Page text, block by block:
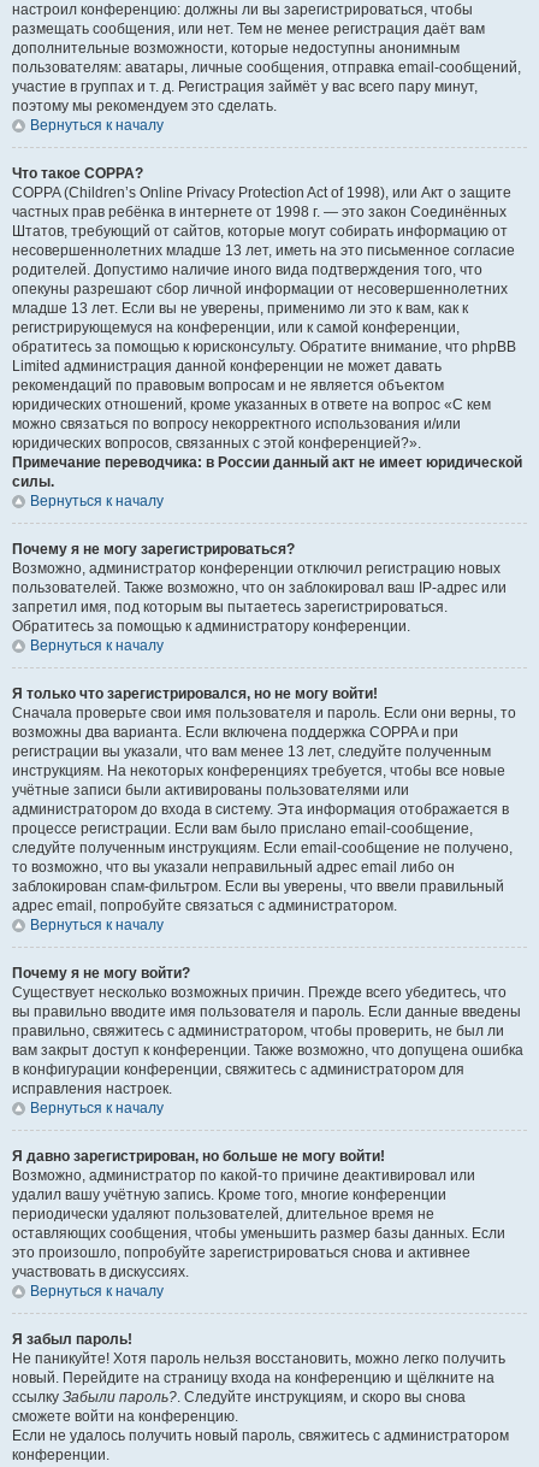
настроил конференцию: должны ли вы зарегистрироваться, чтобы
размещать сообщения, или нет. Тем не менее регистрация даёт вам
дополнительные возможности, которые недоступны анонимным
пользователям: аватары, личные сообщения, отправка email-сообщений,
участие в группах и т. д. Регистрация займёт у вас всего пару минут,
поэтому мы рекомендуем это сделать.
Вернуться к началу
Что такое COPPA?
COPPA (Children’s Online Privacy Protection Act of 1998), или Акт о защите
частных прав ребёнка в интернете от 1998 г. — это закон Соединённых
Штатов, требующий от сайтов, которые могут собирать информацию от
несовершеннолетних младше 13 лет, иметь на это письменное согласие
родителей. Допустимо наличие иного вида подтверждения того, что
опекуны разрешают сбор личной информации от несовершеннолетних
младше 13 лет. Если вы не уверены, применимо ли это к вам, как к
регистрирующемуся на конференции, или к самой конференции,
обратитесь за помощью к юрисконсульту. Обратите внимание, что phpBB
Limited администрация данной конференции не может давать
рекомендаций по правовым вопросам и не является объектом
юридических отношений, кроме указанных в ответе на вопрос «С кем
можно связаться по вопросу некорректного использования и/или
юридических вопросов, связанных с этой конференцией?».
Примечание переводчика: в России данный акт не имеет юридической
силы.
Вернуться к началу
Почему я не могу зарегистрироваться?
Возможно, администратор конференции отключил регистрацию новых
пользователей. Также возможно, что он заблокировал ваш IP-адрес или
запретил имя, под которым вы пытаетесь зарегистрироваться.
Обратитесь за помощью к администратору конференции.
Вернуться к началу
Я только что зарегистрировался, но не могу войти!
Сначала проверьте свои имя пользователя и пароль. Если они верны, то
возможны два варианта. Если включена поддержка COPPA и при
регистрации вы указали, что вам менее 13 лет, следуйте полученным
инструкциям. На некоторых конференциях требуется, чтобы все новые
учётные записи были активированы пользователями или
администратором до входа в систему. Эта информация отображается в
процессе регистрации. Если вам было прислано email-сообщение,
следуйте полученным инструкциям. Если email-сообщение не получено,
то возможно, что вы указали неправильный адрес email либо он
заблокирован спам-фильтром. Если вы уверены, что ввели правильный
адрес email, попробуйте связаться с администратором.
Вернуться к началу
Почему я не могу войти?
Существует несколько возможных причин. Прежде всего убедитесь, что
вы правильно вводите имя пользователя и пароль. Если данные введены
правильно, свяжитесь с администратором, чтобы проверить, не был ли
вам закрыт доступ к конференции. Также возможно, что допущена ошибка
в конфигурации конференции, свяжитесь с администратором для
исправления настроек.
Вернуться к началу
Я давно зарегистрирован, но больше не могу войти!
Возможно, администратор по какой-то причине деактивировал или
удалил вашу учётную запись. Кроме того, многие конференции
периодически удаляют пользователей, длительное время не
оставляющих сообщения, чтобы уменьшить размер базы данных. Если
это произошло, попробуйте зарегистрироваться снова и активнее
участвовать в дискуссиях.
Вернуться к началу
Я забыл пароль!
Не паникуйте! Хотя пароль нельзя восстановить, можно легко получить
новый. Перейдите на страницу входа на конференцию и щёлкните на
ссылку Забыли пароль?. Следуйте инструкциям, и скоро вы снова
сможете войти на конференцию.
Если не удалось получить новый пароль, свяжитесь с администратором
конференции.